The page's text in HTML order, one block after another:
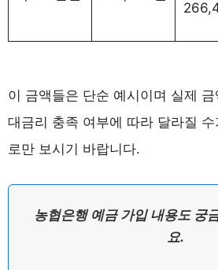
이 금액들은 단순 예시이며 실제
대금리 충족 여부에 따라 달라질
로만 보시기 바랍니다.
농협은행 예금 가입 내용도 궁
요.